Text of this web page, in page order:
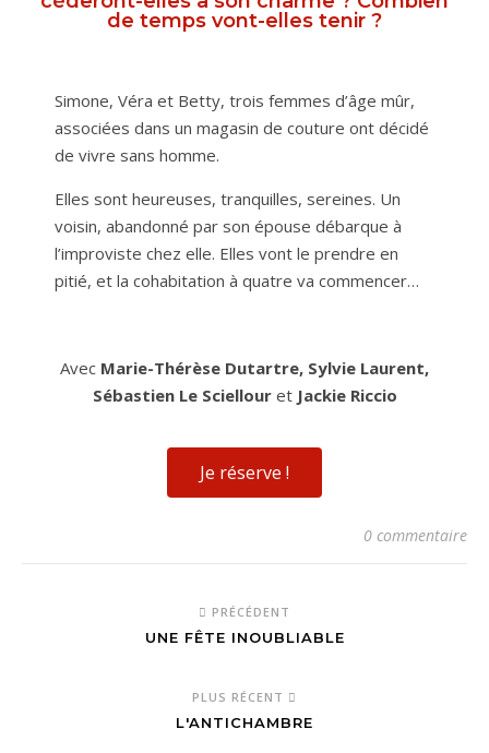
de temps vont-elles tenir ?
Simone, Véra et Betty, trois femmes d’âge mûr,
associées dans un magasin de couture ont décidé
de vivre sans homme.
Elles sont heureuses, tranquilles, sereines. Un
voisin, abandonné par son épouse débarque à
l’improviste chez elle. Elles vont le prendre en
pitié, et la cohabitation à quatre va commencer…
Avec Marie-Thérèse Dutartre, Sylvie Laurent,
Sébastien Le Sciellouret Jackie Riccio
Je réserve !
0 commentaire
PRÉCÉDENT
UNE FÊTE INOUBLIABLE
PLUS RÉCENT
L'ANTICHAMBRE